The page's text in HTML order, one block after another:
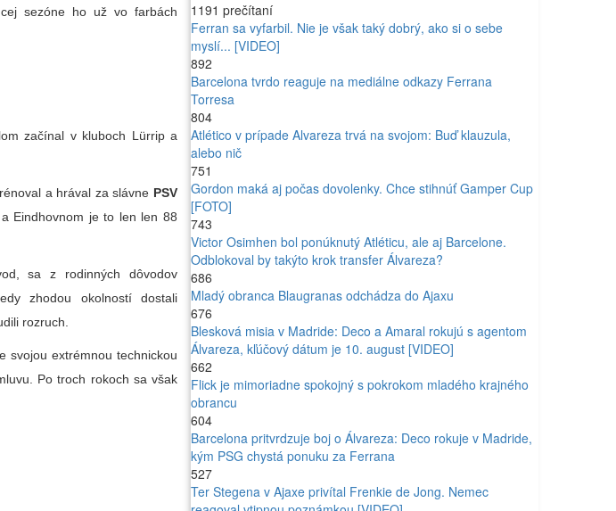
sezóne ho už vo farbách
začínal v kluboch Lürrip a
a hrával za slávne PSV
Eindhovnom je to len len 88
sa z rodinných dôvodov
zhodou okolností dostali
rozruch.
svojou extrémnou technickou
Po troch rokoch sa však
1191 prečítaní
Ferran sa vyfarbil. Nie je však taký dobrý, ako si o sebe
myslí... [VIDEO]
892
Barcelona tvrdo reaguje na mediálne odkazy Ferrana
Torresa
804
Atlético v prípade Alvareza trvá na svojom: Buď klauzula,
alebo nič
751
Gordon maká aj počas dovolenky. Chce stihnúť Gamper Cup
[FOTO]
743
Victor Osimhen bol ponúknutý Atléticu, ale aj Barcelone.
Odblokoval by takýto krok transfer Álvareza?
686
Mladý obranca Blaugranas odchádza do Ajaxu
676
Blesková misia v Madride: Deco a Amaral rokujú s agentom
Álvareza, kľúčový dátum je 10. august [VIDEO]
662
Flick je mimoriadne spokojný s pokrokom mladého krajného
obrancu
604
Barcelona pritvrdzuje boj o Álvareza: Deco rokuje v Madride,
kým PSG chystá ponuku za Ferrana
527
Ter Stegena v Ajaxe privítal Frenkie de Jong. Nemec